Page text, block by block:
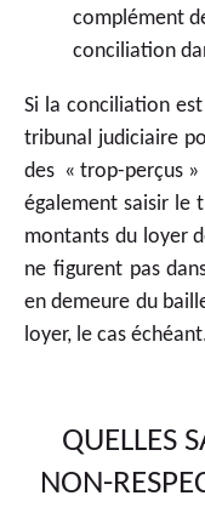
complément
conciliation
Si la conciliation
tribunal judiciaire
des « trop-perçus
également saisir le
montants du loyer
ne figurent pas
en demeure du
loyer, le cas
QUELLES
NON-